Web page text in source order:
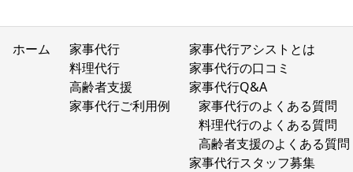
ホーム
家事代行
料理代行
高齢者支援
家事代行ご利用例
家事代行アシストとは
家事代行の口コミ
家事代行Q&A
家事代行のよくある質問
料理代行のよくある質問
高齢者支援のよくある質問
家事代行スタッフ募集